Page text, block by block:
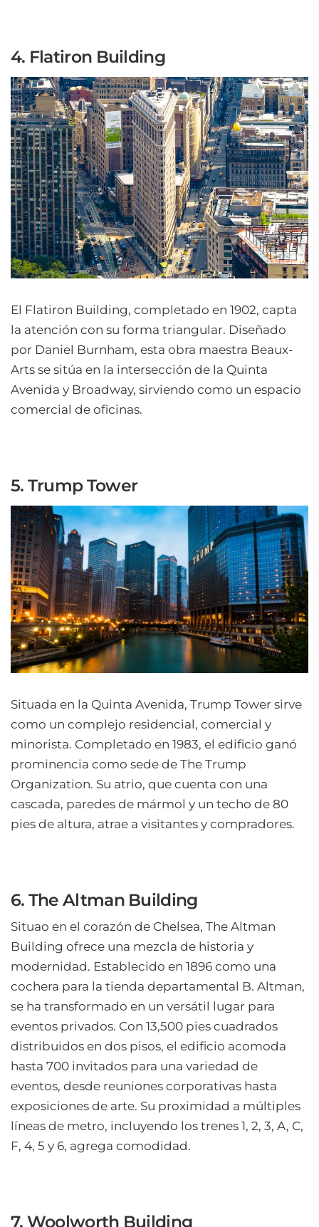
4. Flatiron Building
El Flatiron Building, completado en 1902, capta
la atención con su forma triangular. Diseñado
por Daniel Burnham, esta obra maestra Beaux-
Arts se sitúa en la intersección de la Quinta
Avenida y Broadway, sirviendo como un espacio
comercial de oficinas.
5. Trump Tower
Situada en la Quinta Avenida, Trump Tower sirve
como un complejo residencial, comercial y
minorista. Completado en 1983, el edificio ganó
prominencia como sede de The Trump
Organization. Su atrio, que cuenta con una
cascada, paredes de mármol y un techo de 80
pies de altura, atrae a visitantes y compradores.
6. The Altman Building
Situao en el corazón de Chelsea, The Altman
Building ofrece una mezcla de historia y
modernidad. Establecido en 1896 como una
cochera para la tienda departamental B. Altman,
se ha transformado en un versátil lugar para
eventos privados. Con 13,500 pies cuadrados
distribuidos en dos pisos, el edificio acomoda
hasta 700 invitados para una variedad de
eventos, desde reuniones corporativas hasta
exposiciones de arte. Su proximidad a múltiples
líneas de metro, incluyendo los trenes 1, 2, 3, A, C,
F, 4, 5 y 6, agrega comodidad.
7. Woolworth Building